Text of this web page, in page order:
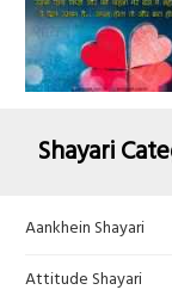
Shayari
Aankhein Shayari
Attitude Shayari